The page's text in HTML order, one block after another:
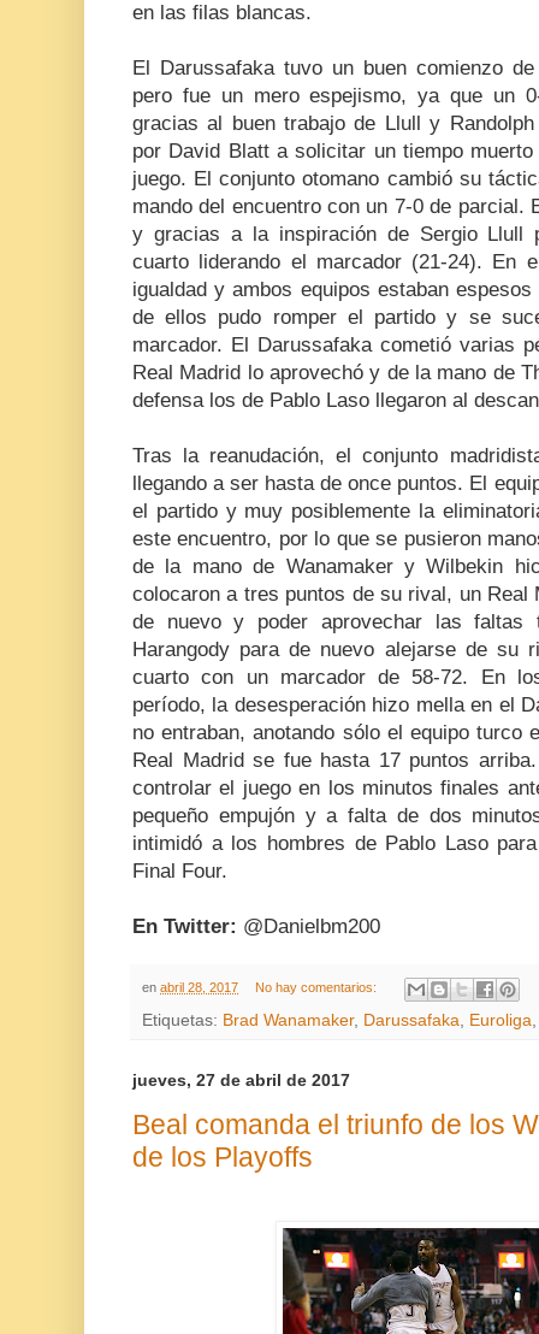
en las filas blancas.
El Darussafaka tuvo un buen comienzo
pero fue un mero espejismo, ya que un
gracias al buen trabajo de Llull y
por David Blatt a solicitar un tiempo
juego. El conjunto otomano cambió su
mando del encuentro con un 7-0 de parcial.
y gracias a la inspiración de Sergio Llull
cuarto liderando el marcador (21-24). En
igualdad y ambos equipos estaban
de ellos pudo romper el partido y se
marcador. El Darussafaka cometió varias
Real Madrid lo aprovechó y de la mano de
defensa los de Pablo Laso llegaron al
Tras la reanudación, el conjunto
llegando a ser hasta de once puntos. El
el partido y muy posiblemente la
este encuentro, por lo que se pusieron
de la mano de Wanamaker y Wilbekin
colocaron a tres puntos de su rival, un Real
de nuevo y poder aprovechar las faltas
Harangody para de nuevo alejarse de
cuarto con un marcador de 58-72. En
período, la desesperación hizo mella en el
no entraban, anotando sólo el equipo
Real Madrid se fue hasta 17 puntos
controlar el juego en los minutos finales
pequeño empujón y a falta de dos
intimidó a los hombres de Pablo Laso
Final Four.
En Twitter: @Danielbm200
en abril 28, 2017 No hay comentarios:
Etiquetas: Brad Wanamaker, Darussafaka Euroliga
jueves, 27 de abril de 2017
Beal comanda el triunfo de los
de los Playoffs